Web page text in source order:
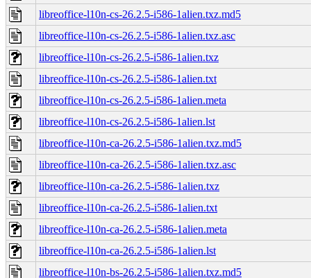
libreoffice-l10n-cs-26.2.5-i586-1alien.txz.md5
libreoffice-l10n-cs-26.2.5-i586-1alien.txz.asc
libreoffice-l10n-cs-26.2.5-i586-1alien.txz
libreoffice-l10n-cs-26.2.5-i586-1alien.txt
libreoffice-l10n-cs-26.2.5-i586-1alien.meta
libreoffice-l10n-cs-26.2.5-i586-1alien.lst
libreoffice-l10n-ca-26.2.5-i586-1alien.txz.md5
libreoffice-l10n-ca-26.2.5-i586-1alien.txz.asc
libreoffice-l10n-ca-26.2.5-i586-1alien.txz
libreoffice-l10n-ca-26.2.5-i586-1alien.txt
libreoffice-l10n-ca-26.2.5-i586-1alien.meta
libreoffice-l10n-ca-26.2.5-i586-1alien.lst
libreoffice-l10n-bs-26.2.5-i586-1alien.txz.md5